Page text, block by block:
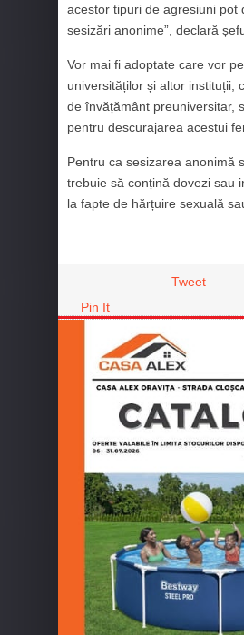
acestor tipuri de agresiuni pot
sesizări anonime”, declară
Vor mai fi adoptate care vor
universităților și altor instituții,
de învățământ preuniversitar,
pentru descurajarea acestui
Pentru ca sesizarea anonimă
trebuie să conțină dovezi sau
la fapte de hărțuire sexuală
Tweet
Pin It